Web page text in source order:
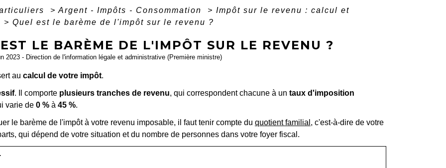
> Argent - Impôts - Consommation > Impôt sur le revenu : calcul et
> Quel est le barème de l'impôt sur le revenu ?
LE BARÈME DE L'IMPÔT SUR LE REVENU ?
2023 - Direction de l'information légale et administrative (Première ministre)
au calcul de votre impôt.
. Il comporte plusieurs tranches de revenu, qui correspondent chacune à un taux d'imposition
varie de 0 %à 45 %.
le barème de l'impôt à votre revenu imposable, il faut tenir compte du quotient familial , c'est-à-dire de votre
qui dépend de votre situation et du nombre de personnes dans votre foyer fiscal.